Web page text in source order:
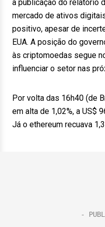
a publicação do relatório
mercado de ativos
positivo, apesar de
EUA. A posição do
às criptomoedas segue
influenciar o setor nas
Por volta das 16h40 (de
em alta de 1,02%, a US$
Já o ethereum recuava